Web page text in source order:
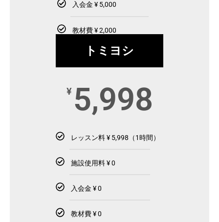
入会金 ¥ 5,000
教材費 ¥ 2,000
トミヨシ
¥ 5,998
レッスン料 ¥ 5,998（1時間）
施設使用料 ¥ 0
入会金 ¥ 0
教材費 ¥ 0